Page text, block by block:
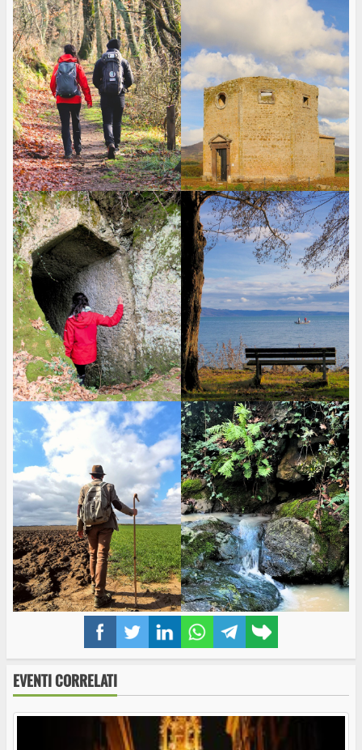
FacebookTwitterLinkedInWhatsAppTelegram
link
EVENTI CORRELATI
“Storie in Cammino, sulla Via Francigena a San
Lorenzo Nuovo, tra memoria e paesaggio”